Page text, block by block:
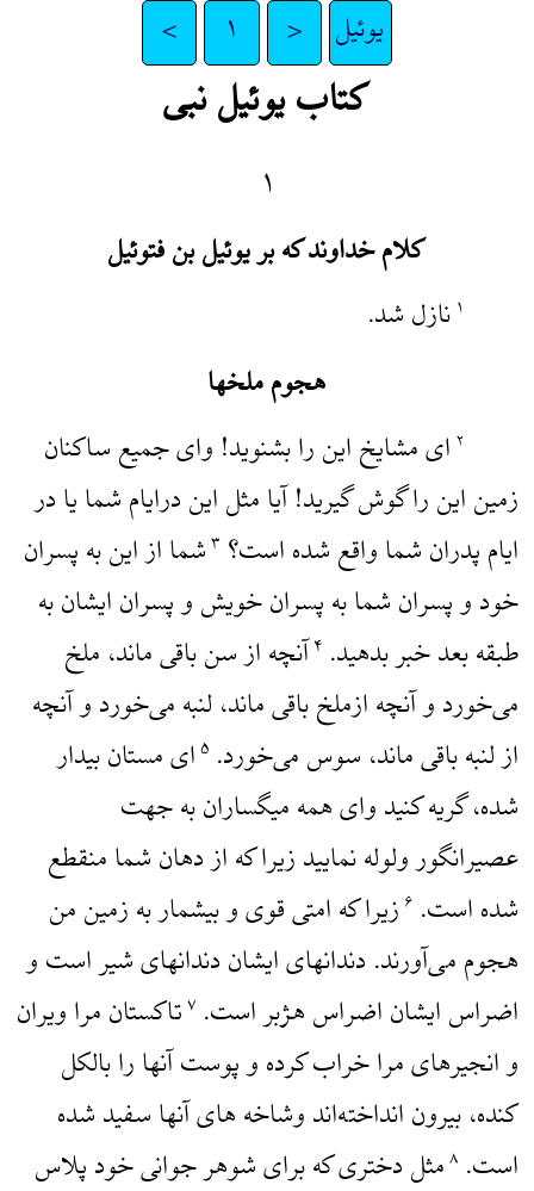
یوئیل < ۱ >
کتاب یوئیل نبی
۱
کلام خداوند که بر یوئیل بن فتوئیل
۱ نازل شد.
هجوم ملخها
۲ ‌ای مشایخ این را بشنوید! و‌ای جمیع ساکنان
زمین این را گوش گیرید! آیا مثل این درایام شما یا در
ایام پدران شما واقع شده است؟ ۳شما از این به پسران
خود و پسران شما به پسران خویش و پسران ایشان به
طبقه بعد خبر بدهید. ۴آنچه از سن باقی ماند، ملخ
می‌خورد و آنچه ازملخ باقی ماند، لنبه می‌خورد و آنچه
از لنبه باقی ماند، سوس می‌خورد. ۵‌ای مستان بیدار
شده، گریه کنید و‌ای همه میگساران به جهت
عصیرانگور ولوله نمایید زیرا که از دهان شما منقطع
شده است. ۶ زیرا که امتی قوی و بیشمار به زمین من
هجوم می‌آورند. دندانهای ایشان دندانهای شیر است و
اضراس ایشان اضراس هژبر است. ۷تاکستان مرا ویران
و انجیرهای مرا خراب کرده و پوست آنها را بالکل
کنده، بیرون انداخته‌اند وشاخه های آنها سفید شده
است. ۸مثل دختری که برای شوهر جوانی خود پلاس